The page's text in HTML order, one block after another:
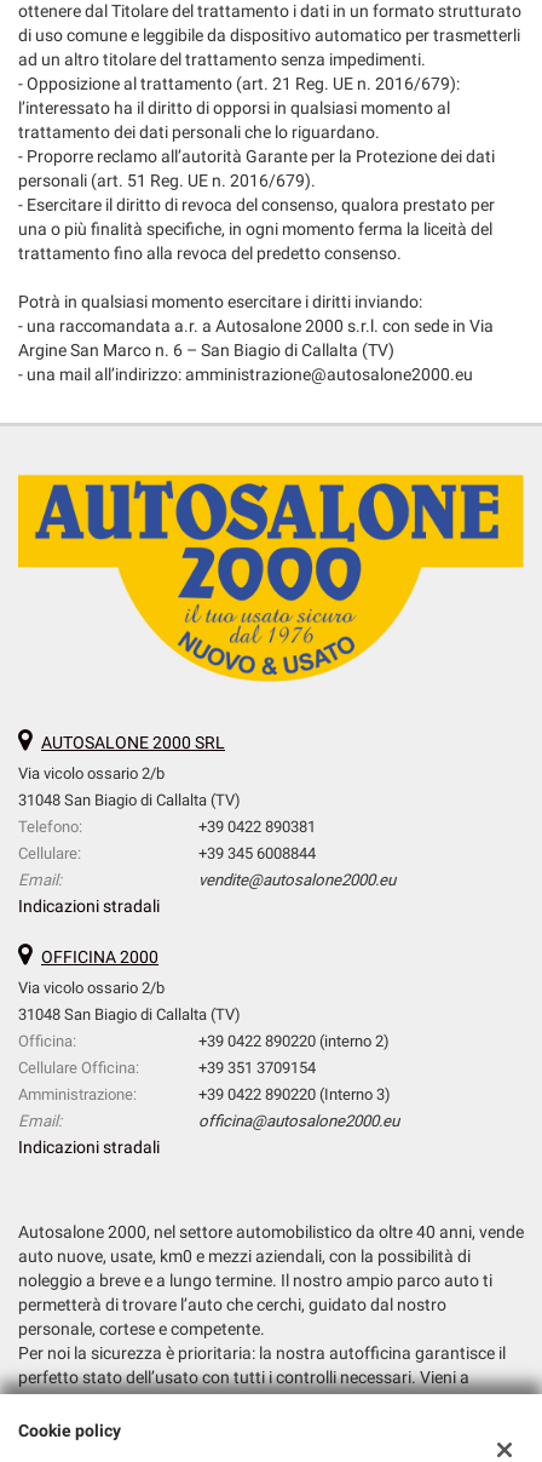
ottenere dal Titolare del trattamento i dati in un formato strutturato
di uso comune e leggibile da dispositivo automatico per trasmetterli
ad un altro titolare del trattamento senza impedimenti.
- Opposizione al trattamento (art. 21 Reg. UE n. 2016/679):
l’interessato ha il diritto di opporsi in qualsiasi momento al
trattamento dei dati personali che lo riguardano.
- Proporre reclamo all’autorità Garante per la Protezione dei dati
personali (art. 51 Reg. UE n. 2016/679).
- Esercitare il diritto di revoca del consenso, qualora prestato per
una o più finalità specifiche, in ogni momento ferma la liceità del
trattamento fino alla revoca del predetto consenso.
Potrà in qualsiasi momento esercitare i diritti inviando:
- una raccomandata a.r. a Autosalone 2000 s.r.l. con sede in Via
Argine San Marco n. 6 – San Biagio di Callalta (TV)
- una mail all’indirizzo: amministrazione@autosalone2000.eu
AUTOSALONE 2000 SRL
Via vicolo ossario 2/b
31048 San Biagio di Callalta (TV)
Telefono:
+39 0422 890381
Cellulare:
+39 345 6008844
Email:
vendite@autosalone2000.eu
Indicazioni stradali
OFFICINA 2000
Via vicolo ossario 2/b
31048 San Biagio di Callalta (TV)
Officina:
+39 0422 890220 (interno 2)
Cellulare Officina:
+39 351 3709154
Amministrazione:
+39 0422 890220 (Interno 3)
Email:
officina@autosalone2000.eu
Indicazioni stradali
Autosalone 2000, nel settore automobilistico da oltre 40 anni, vende
auto nuove, usate, km0 e mezzi aziendali, con la possibilità di
noleggio a breve e a lungo termine. Il nostro ampio parco auto ti
permetterà di trovare l’auto che cerchi, guidato dal nostro
personale, cortese e competente.
Per noi la sicurezza è prioritaria: la nostra autofficina garantisce il
perfetto stato dell’usato con tutti i controlli necessari. Vieni a
Cookie policy